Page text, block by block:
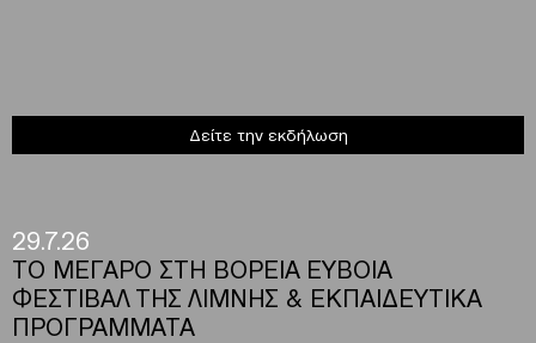
Δείτε την εκδήλωση
29.7.26
ΤΟ ΜΕΓΑΡΟ ΣΤΗ ΒΟΡΕΙΑ ΕΥΒΟΙΑ
ΦΕΣΤΙΒΑΛ ΤΗΣ ΛΙΜΝΗΣ & ΕΚΠΑΙΔΕΥΤΙΚΑ
ΠΡΟΓΡΑΜΜΑΤΑ